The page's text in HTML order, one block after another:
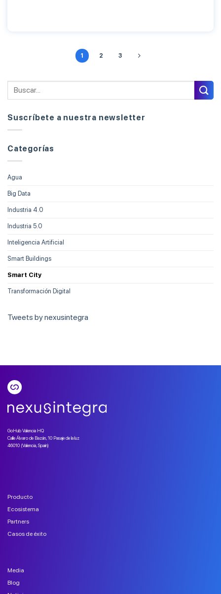
1 2 3
Suscríbete a nuestra newsletter
Categorías
Agua
Big Data
Industria 4.0
Industria 5.0
Inteligencia Artificial
Smart Buildings
Smart City
Transformación Digital
Tweets by nexusintegra
GoHub Valencia HQ
Calle Álvaro de Bazán, 10 Pasaje de la luz
46010 (Valencia, Spain)
Producto
Ecosistema
Partners
Casos de éxito
Media
Blog